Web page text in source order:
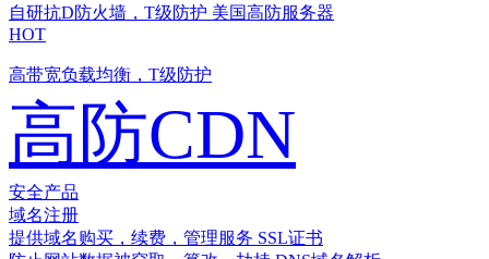
自研抗D防火墙，T级防护 美国高防服务器
HOT
高带宽负载均衡，T级防护
高防CDN
安全产品
域名注册
提供域名购买，续费，管理服务 SSL证书